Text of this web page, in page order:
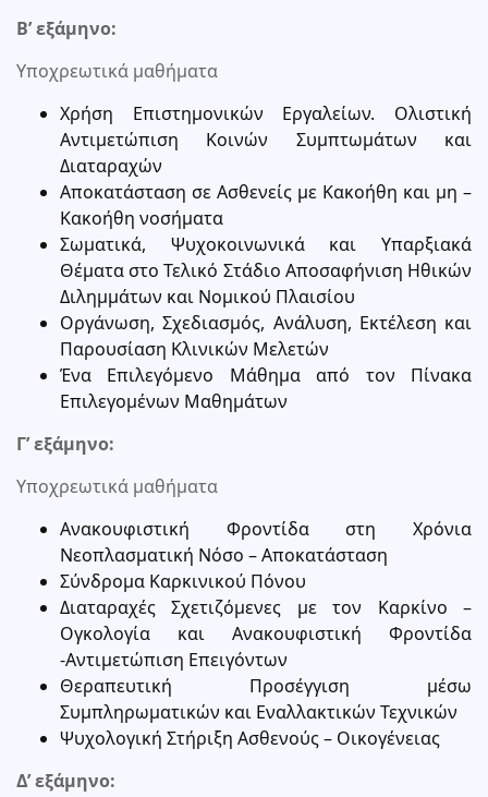
Β’ εξάμηνο:
Υποχρεωτικά μαθήματα
Χρήση Επιστημονικών Εργαλείων. Ολιστική
Αντιμετώπιση Κοινών Συμπτωμάτων και
Διαταραχών
Αποκατάσταση σε Ασθενείς με Κακοήθη και μη –
Κακοήθη νοσήματα
Σωματικά, Ψυχοκοινωνικά και Υπαρξιακά
Θέματα στο Τελικό Στάδιο Αποσαφήνιση Ηθικών
Διλημμάτων και Νομικού Πλαισίου
Οργάνωση, Σχεδιασμός, Ανάλυση, Εκτέλεση και
Παρουσίαση Κλινικών Μελετών
Ένα Επιλεγόμενο Μάθημα από τον Πίνακα
Επιλεγομένων Μαθημάτων
Γ’ εξάμηνο:
Υποχρεωτικά μαθήματα
Ανακουφιστική Φροντίδα στη Χρόνια
Νεοπλασματική Νόσο – Αποκατάσταση
Σύνδρομα Καρκινικού Πόνου
Διαταραχές Σχετιζόμενες με τον Καρκίνο –
Ογκολογία και Ανακουφιστική Φροντίδα
-Αντιμετώπιση Επειγόντων
Θεραπευτική Προσέγγιση μέσω
Συμπληρωματικών και Εναλλακτικών Τεχνικών
Ψυχολογική Στήριξη Ασθενούς – Οικογένειας
Δ’ εξάμηνο: